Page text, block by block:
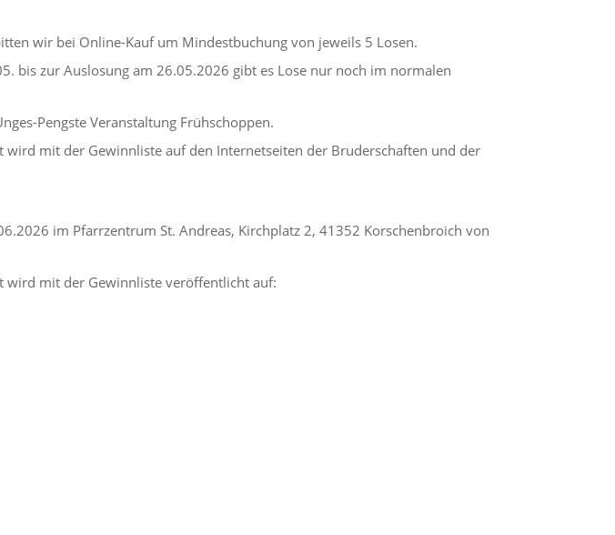
wir bei Online-Kauf um Mindestbuchung von jeweils 5 Losen.
bis zur Auslosung am 26.05.2026 gibt es Lose nur noch im normalen
Pengste Veranstaltung Frühschoppen.
mit der Gewinnliste auf den Internetseiten der Bruderschaften und der
im Pfarrzentrum St. Andreas, Kirchplatz 2, 41352 Korschenbroich von
wird mit der Gewinnliste veröffentlicht auf: